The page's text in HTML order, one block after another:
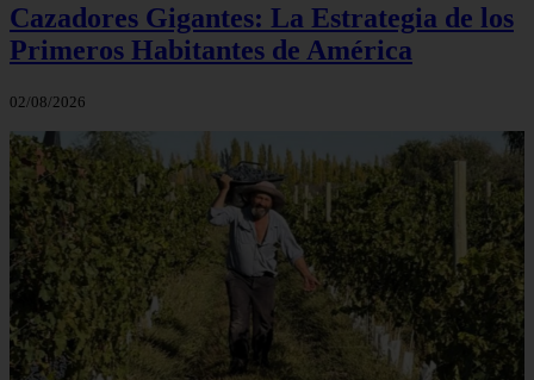
Cazadores Gigantes: La Estrategia de los
Primeros Habitantes de América
02/08/2026